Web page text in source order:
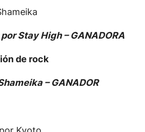
Stay High – GANADORA
de rock
– GANADOR